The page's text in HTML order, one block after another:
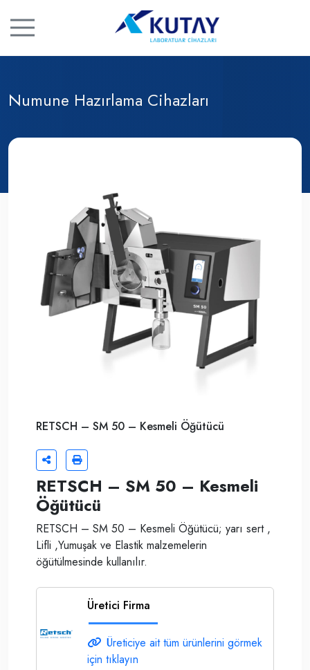
Numune Hazırlama Cihazları
RETSCH – SM 50 – Kesmeli Öğütücü
RETSCH – SM 50 – Kesmeli
Öğütücü
RETSCH – SM 50 – Kesmeli Öğütücü; yarı sert ,
Lifli ,Yumuşak ve Elastik malzemelerin
öğütülmesinde kullanılır.
Üretici Firma
Üreticiye ait tüm ürünlerini görmek
için tıklayın